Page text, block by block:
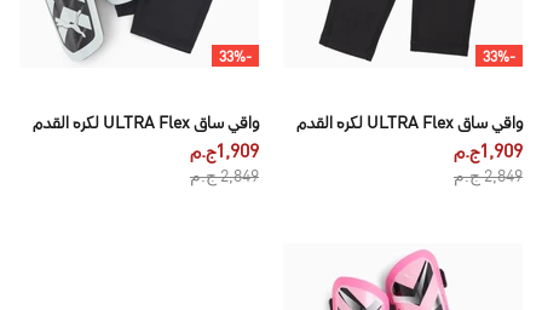
-33%
واقي ساق ULTRA Flex لكره القدم
2,849 ج.م
1,909ج.م
-33%
واقي ساق ULTRA Flex لكره القدم
2,849 ج.م
1,909ج.م